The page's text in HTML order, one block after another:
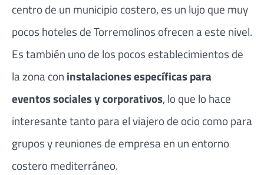
centro de un municipio costero, es un lujo que muy
pocos hoteles de Torremolinos ofrecen a este nivel.
Es también uno de los pocos establecimientos de
la zona con instalaciones específicas para
eventos sociales y corporativos, lo que lo hace
interesante tanto para el viajero de ocio como para
grupos y reuniones de empresa en un entorno
costero mediterráneo.